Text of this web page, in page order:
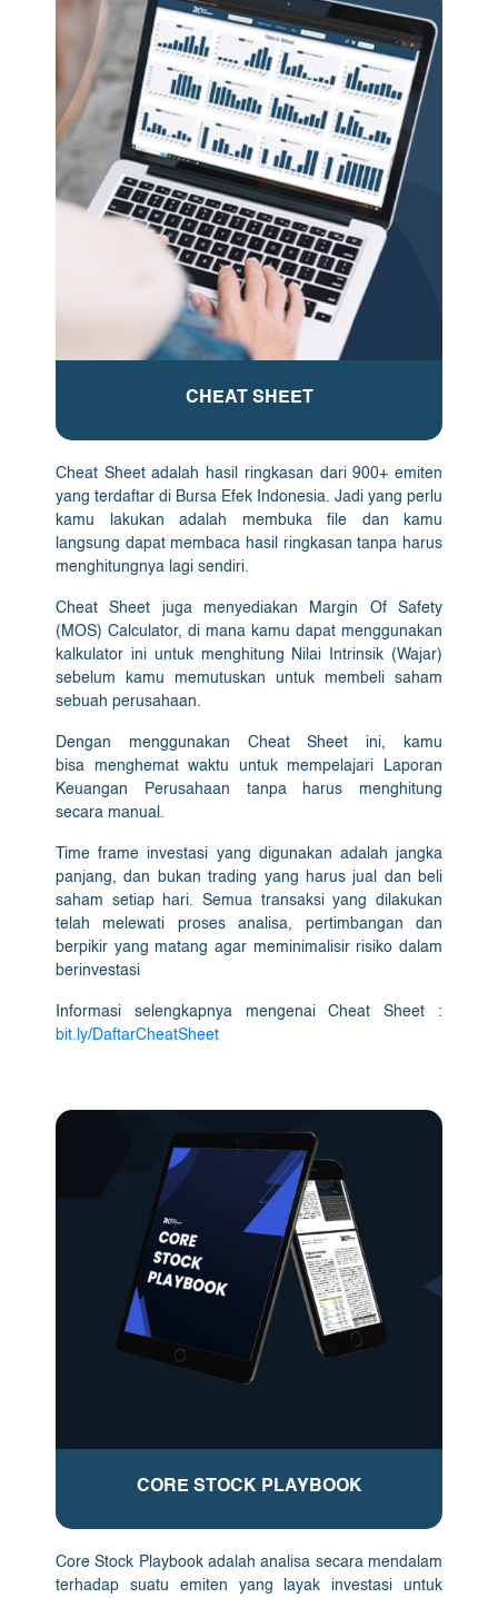
CHEAT SHEET
Cheat Sheet adalah hasil ringkasan dari 900+ emiten
yang terdaftar di Bursa Efek Indonesia. Jadi yang perlu
kamu lakukan adalah membuka file dan kamu
langsung dapat membaca hasil ringkasan tanpa harus
menghitungnya lagi sendiri.
Cheat Sheet juga menyediakan Margin Of Safety
(MOS) Calculator, di mana kamu dapat menggunakan
kalkulator ini untuk menghitung Nilai Intrinsik (Wajar)
sebelum kamu memutuskan untuk membeli saham
sebuah perusahaan.
Dengan menggunakan Cheat Sheet ini, kamu
bisa menghemat waktu untuk mempelajari Laporan
Keuangan Perusahaan tanpa harus menghitung
secara manual.
Time frame investasi yang digunakan adalah jangka
panjang, dan bukan trading yang harus jual dan beli
saham setiap hari. Semua transaksi yang dilakukan
telah melewati proses analisa, pertimbangan dan
berpikir yang matang agar meminimalisir risiko dalam
berinvestasi
Informasi selengkapnya mengenai Cheat Sheet :
bit.ly/DaftarCheatSheet
CORE STOCK PLAYBOOK
Core Stock Playbook adalah analisa secara mendalam
terhadap suatu emiten yang layak investasi untuk